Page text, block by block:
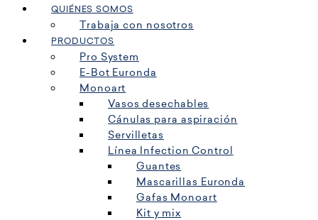
QUIÉNES SOMOS
Trabaja con nosotros
PRODUCTOS
Pro System
E-Bot Euronda
Monoart
Vasos desechables
Cánulas para aspiración
Servilletas
Línea Infection Control
Guantes
Mascarillas Euronda
Gafas Monoart
Kit y mix